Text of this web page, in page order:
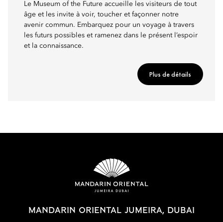
Le Museum of the Future accueille les visiteurs de tout
âge et les invite à voir, toucher et façonner notre
avenir commun. Embarquez pour un voyage à travers
les futurs possibles et ramenez dans le présent l’espoir
et la connaissance.
Plus de détails
MANDARIN ORIENTAL JUMEIRA, DUBAI